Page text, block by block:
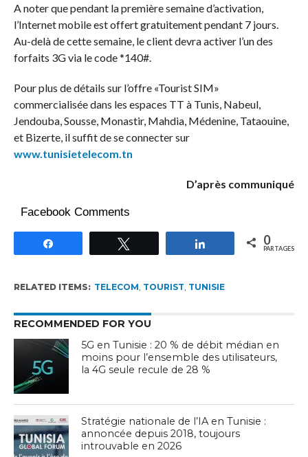
A noter que pendant la première semaine d’activation,
l’Internet mobile est offert gratuitement pendant 7 jours.
Au-delà de cette semaine, le client devra activer l’un des
forfaits 3G via le code *140#.
Pour plus de détails sur l’offre «Tourist SIM»
commercialisée dans les espaces TT à Tunis, Nabeul,
Jendouba, Sousse, Monastir, Mahdia, Médenine, Tataouine,
et Bizerte, il suffit de se connecter sur
www.tunisietelecom.tn
D’après communiqué
Facebook Comments
Partagez 0
PARTAGES
RELATED ITEMS: TELECOM TOURIST TUNISIE
RECOMMENDED FOR YOU
5G en Tunisie : 20 % de débit médian en
moins pour l’ensemble des utilisateurs,
la 4G seule recule de 28 %
Stratégie nationale de l’IA en Tunisie :
annoncée depuis 2018, toujours
introuvable en 2026